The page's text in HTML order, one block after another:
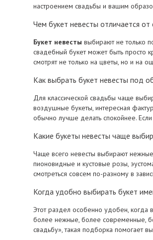
настроением свадьбы и вашим
Чем букет невесты отличается
Букет невесты выбирают не только
свадебный букет может быть просто
смотрят не только на цветы, но и на
Как выбрать букет невесты под
Для классической свадьбы чаще
воздушные букеты, интересная
обычно лучше делать спокойнее.
Какие букеты невесты чаще
Чаще всего невесты выбирают
пионовидные и кустовые розы,
смотреться совсем по-разному в
Когда удобно выбирать букет
Этот раздел особенно удобен,
более нежные, более современные,
свадьбу», такая подборка помогает